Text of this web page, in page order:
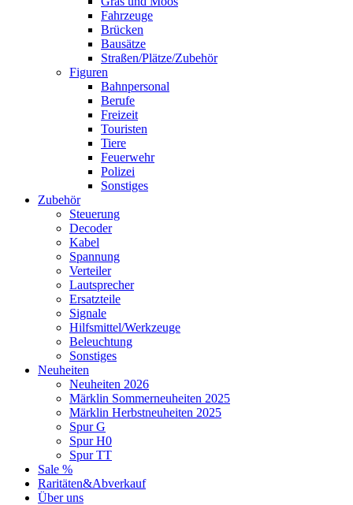
Fahrzeuge
Brücken
Bausätze
Straßen/Plätze/Zubehör
Figuren
Bahnpersonal
Berufe
Freizeit
Touristen
Tiere
Feuerwehr
Polizei
Sonstiges
Zubehör
Steuerung
Decoder
Kabel
Spannung
Verteiler
Lautsprecher
Ersatzteile
Signale
Hilfsmittel/Werkzeuge
Beleuchtung
Sonstiges
Neuheiten
Neuheiten 2026
Märklin Sommerneuheiten 2025
Märklin Herbstneuheiten 2025
Spur G
Spur H0
Spur TT
Sale %
Raritäten&Abverkauf
Über uns